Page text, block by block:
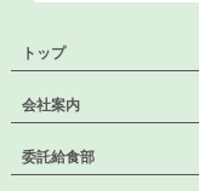
トップ
会社案内
委託給食部